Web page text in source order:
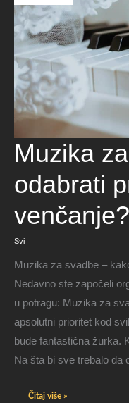
Muzika
odabrati
venčanje?
Svi
Muzika za svadbe –
Nedavno ste započeli
u potragu: Muzika za
apsolutni prioritet kod
bude fantastična žurka.
Na šta bi sve trebalo da
Muzika
za
svadbe
–
odabrati
pravi
bend
venčanje?
Čitaj više »